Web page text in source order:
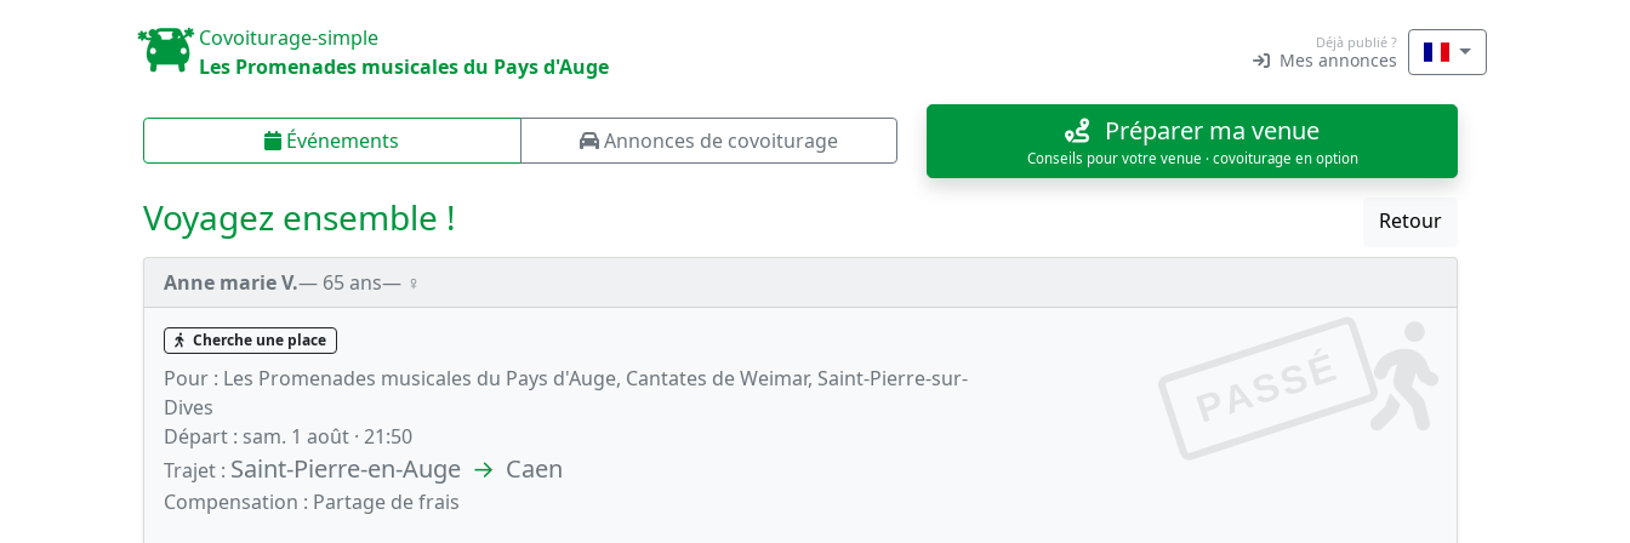
Covoiturage-simple
Les Promenades musicales du Pays d'Auge
Déjà publié ?
Mes annonces
Événements Annonces de covoiturage Préparer ma venue
Conseils pour votre venue · covoiturage en option
Voyagez ensemble ! Retour
Anne marie V.— 65 ans— ♀️
Cherche une place
Pour : Les Promenades musicales du Pays d'Auge, Cantates de Weimar, Saint-Pierre-sur-
Dives
Départ : sam. 1 août · 21:50
Trajet : Saint-Pierre-en-Auge → Caen
Compensation : Partage de frais